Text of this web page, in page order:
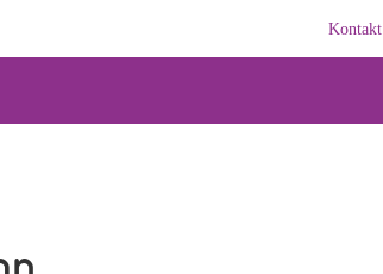
Kontakt